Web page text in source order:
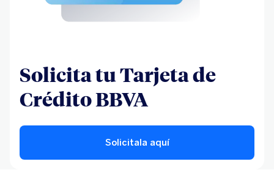
Solicita tu Tarjeta de
Crédito BBVA
Solicitala aquí